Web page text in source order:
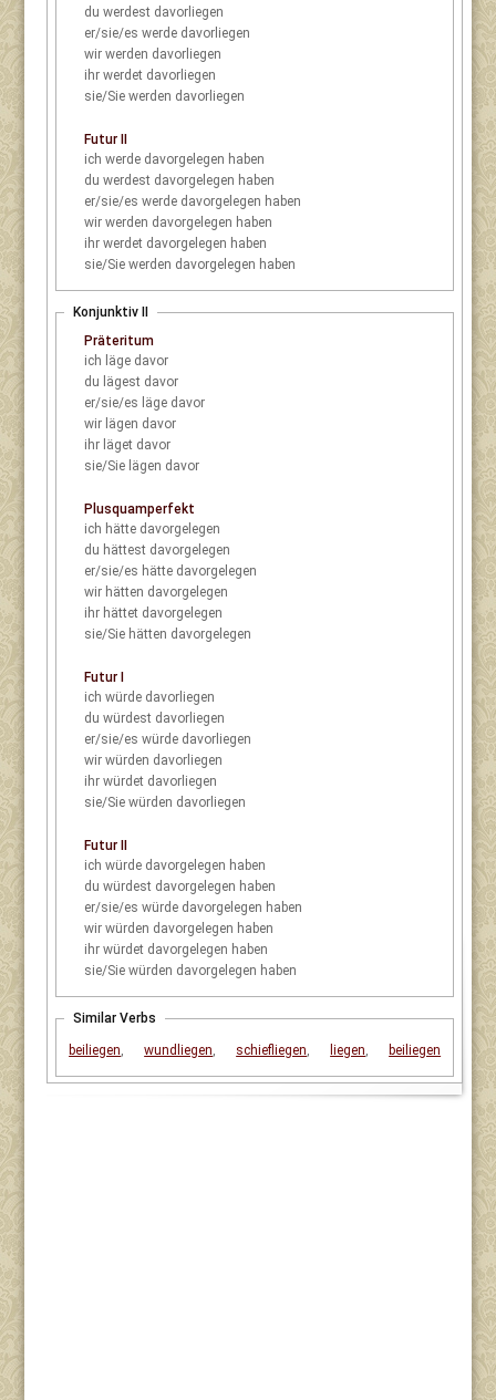
du werdest davorliegen
er/sie/es werde davorliegen
wir werden davorliegen
ihr werdet davorliegen
sie/Sie werden davorliegen
Futur II
ich
werde davorgelegen haben
du
werdest davorgelegen haben
er/sie/es
werde davorgelegen haben
wir
werden davorgelegen haben
ihr
werdet davorgelegen haben
sie/Sie
werden davorgelegen haben
Konjunktiv II
Präteritum
ich läge davor
du lägest davor
er/sie/es läge davor
wir lägen davor
ihr läget davor
sie/Sie lägen davor
Plusquamperfekt
ich hätte davorgelegen
du hättest davorgelegen
er/sie/es hätte davorgelegen
wir hätten davorgelegen
ihr hättet davorgelegen
sie/Sie hätten davorgelegen
Futur I
ich würde davorliegen
du würdest davorliegen
er/sie/es würde davorliegen
wir würden davorliegen
ihr würdet davorliegen
sie/Sie würden davorliegen
Futur II
ich
würde davorgelegen haben
du
würdest davorgelegen haben
er/sie/es
würde davorgelegen haben
wir
würden davorgelegen haben
ihr
würdet davorgelegen haben
sie/Sie
würden davorgelegen haben
Similar Verbs
beiliegen, wundliegen, schiefliegen, liegen, beiliegen